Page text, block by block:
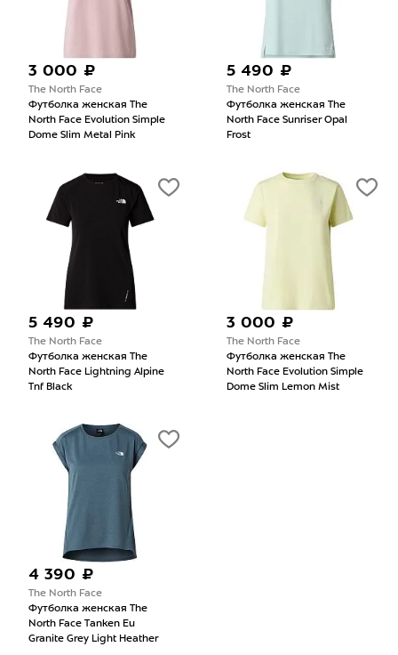
3 000 ₽
The North Face
Футболка женская The
North Face Evolution Simple
Dome Slim Metal Pink
5 490 ₽
The North Face
Футболка женская The
North Face Sunriser Opal
Frost
5 490 ₽
The North Face
Футболка женская The
North Face Lightning Alpine
Tnf Black
3 000 ₽
The North Face
Футболка женская The
North Face Evolution Simple
Dome Slim Lemon Mist
4 390 ₽
The North Face
Футболка женская The
North Face Tanken Eu
Granite Grey Light Heather